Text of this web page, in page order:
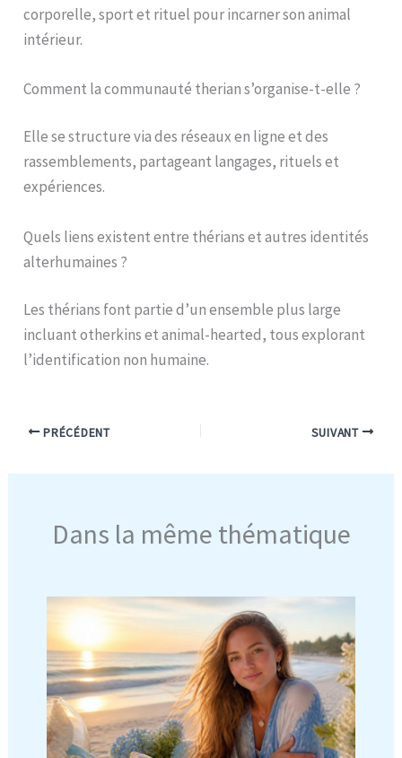
corporelle, sport et rituel pour incarner son animal
intérieur.
Comment la communauté therian s’organise-t-elle ?
Elle se structure via des réseaux en ligne et des
rassemblements, partageant langages, rituels et
expériences.
Quels liens existent entre thérians et autres identités
alterhumaines ?
Les thérians font partie d’un ensemble plus large
incluant otherkins et animal-hearted, tous explorant
l’identification non humaine.
PRÉCÉDENT SUIVANT
Dans la même thématique